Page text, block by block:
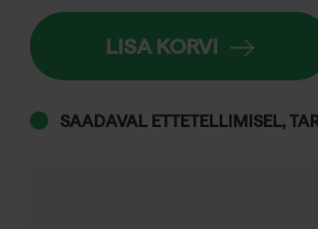
SAADAVAL ETTETELLIMISEL,
Bar
treeningraamile
kogus
LISA KORVI